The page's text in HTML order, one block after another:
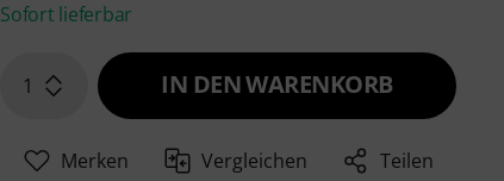
Sofort lieferbar
1 IN DEN WARENKORB
Merken Vergleichen Teilen